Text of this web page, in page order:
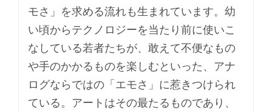
モさ」を求める流れも生まれています。幼
い頃からテクノロジーを当たり前に使いこ
なしている若者たちが、敢えて不便なもの
や手のかかるものを楽しむといった、アナ
ログならではの「エモさ」に惹きつけられ
ている。アートはその最たるものであり、